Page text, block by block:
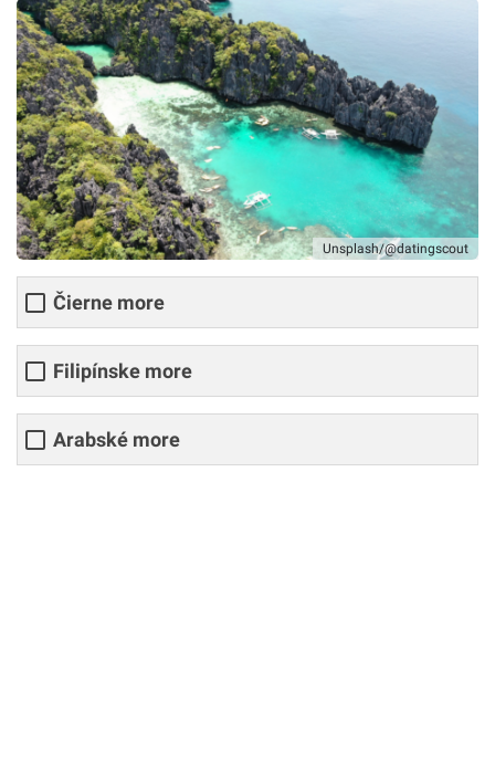
Unsplash/@datingscout
Čierne more
Filipínske more
Arabské more